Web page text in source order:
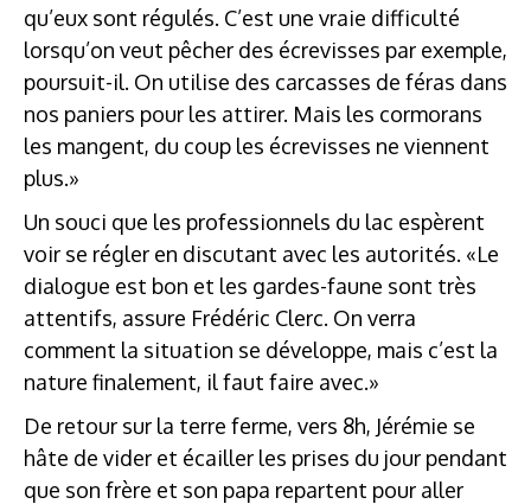
qu’eux sont régulés. C’est une vraie difficulté
lorsqu’on veut pêcher des écrevisses par exemple,
poursuit-il. On utilise des carcasses de féras dans
nos paniers pour les attirer. Mais les cormorans
les mangent, du coup les écrevisses ne viennent
plus.»
Un souci que les professionnels du lac espèrent
voir se régler en discutant avec les autorités. «Le
dialogue est bon et les gardes-faune sont très
attentifs, assure Frédéric Clerc. On verra
comment la situation se développe, mais c’est la
nature finalement, il faut faire avec.»
De retour sur la terre ferme, vers 8h, Jérémie se
hâte de vider et écailler les prises du jour pendant
que son frère et son papa repartent pour aller